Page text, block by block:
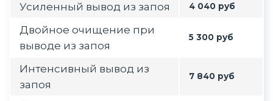
Усиленный вывод из запоя 4 040 руб
Двойное очищение при
выводе из запоя
5 300 руб
Интенсивный вывод из
запоя
7 840 руб